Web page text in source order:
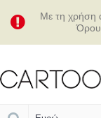
Με τη χρήση